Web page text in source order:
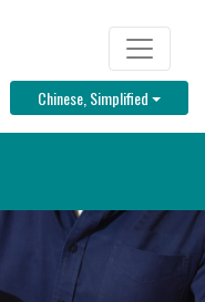
TOP MENU
Chinese, SimplifiedToggle